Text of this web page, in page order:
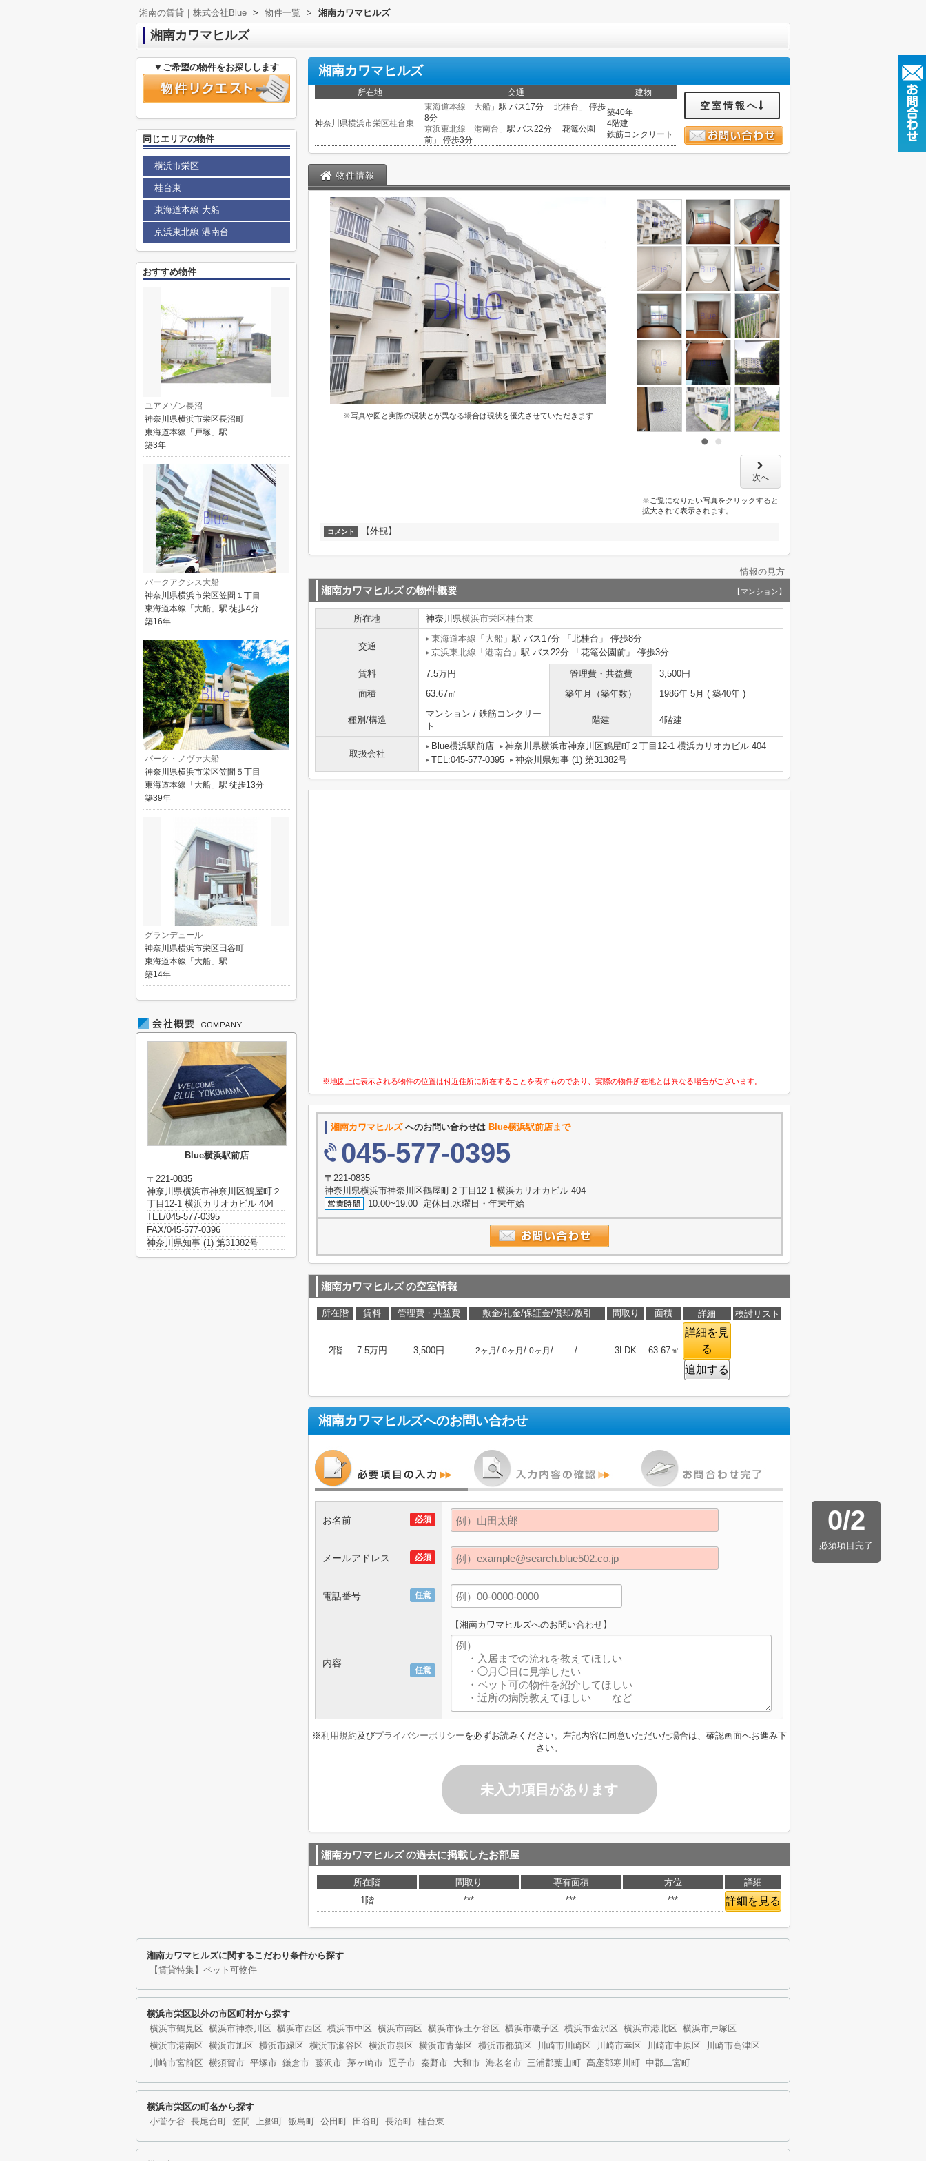
湘南の賃貸｜株式会社Blue > 物件一覧 > 湘南カワマヒルズ
湘南カワマヒルズ
湘南カワマヒルズ
所在地 交通 建物
神奈川県横浜市栄区桂台東
東海道本線 「 大船 」駅 バス17分 「北桂台」 停歩
8分
京浜東北線 「 港南台 」駅 バス22分 「花篭公園
前」 停歩3分
築40年
4階建
鉄筋コンクリート
空室情報へ
物件情報
※写真や図と実際の現状とが異なる場合は現状を優先させていただきます
次へ
※ご覧になりたい写真をクリックすると
拡大されて表示されます。
コメント 【外観】
情報の見方
湘南カワマヒルズの物件概要 【マンション】
所在地 神奈川県横浜市栄区桂台東
交通
東海道本線 「 大船 」駅 バス17分 「北桂台」 停歩8分
京浜東北線 「 港南台 」駅 バス22分 「花篭公園前」 停歩3分
賃料 7.5万円 管理費・共益費
3,500円
面積
63.67㎡ 築年月（築年数） 1986年 5月 ( 築40年 )
種別/構造
マンション / 鉄筋コンクリー
ト
階建 4階建
取扱会社
Blue横浜駅前店
神奈川県横浜市神奈川区鶴屋町２丁目12-1 横浜カリオカビル 404
TEL:045-577-0395
神奈川県知事 (1) 第31382号
※地図上に表示される物件の位置は付近住所に所在することを表すものであり、実際の物件所在地とは異なる場合がございます。
湘南カワマヒルズへのお問い合わせは Blue横浜駅前店まで
045-577-0395
〒221-0835
神奈川県横浜市神奈川区鶴屋町２丁目12-1 横浜カリオカビル 404
10:00~19:00 定休日:水曜日・年末年始
湘南カワマヒルズの空室情報
所在階 賃料 管理費・共益費 敷金/礼金/保証金/償却/敷引 間取り 面積 詳細 検討リスト
2階 7.5万円 3,500円 2ヶ月 / 0ヶ月 / 0ヶ月 / - / - 3LDK 63.67㎡
詳細を見
る
追加する
湘南カワマヒルズへのお問い合わせ
0/2
必須項目完了
必須
お名前
必須
メールアドレス
任意
電話番号
任意
内容
【湘南カワマヒルズへのお問い合わせ】
※利用規約及びプライバシーポリシーを必ずお読みください。左記内容に同意いただいた場合は、確認画面へお進み下
さい。
未入力項目があります
湘南カワマヒルズの過去に掲載したお部屋
所在階 間取り 専有面積 方位
詳細
1階
*** *** *** 詳細を見る
▼ご希望の物件をお探しします
同じエリアの物件
横浜市栄区
桂台東
東海道本線 大船
京浜東北線 港南台
おすすめ物件
ユアメゾン長沼
神奈川県横浜市栄区長沼町
東海道本線「戸塚」駅
築3年
パークアクシス大船
神奈川県横浜市栄区笠間１丁目
東海道本線「大船」駅 徒歩4分
築16年
パーク・ノヴァ大船
神奈川県横浜市栄区笠間５丁目
東海道本線「大船」駅 徒歩13分
築39年
グランデュール
神奈川県横浜市栄区田谷町
東海道本線「大船」駅
築14年
Blue横浜駅前店
〒221-0835
神奈川県横浜市神奈川区鶴屋町２
丁目12-1 横浜カリオカビル 404
TEL/045-577-0395
FAX/045-577-0396
神奈川県知事 (1) 第31382号
湘南カワマヒルズに関するこだわり条件から探す
【賃貸特集】ペット可物件
横浜市栄区以外の市区町村から探す
横浜市鶴見区 横浜市神奈川区 横浜市西区 横浜市中区 横浜市南区 横浜市保土ケ谷区 横浜市磯子区 横浜市金沢区 横浜市港北区
横浜市戸塚区
横浜市港南区
横浜市旭区 横浜市緑区 横浜市瀬谷区 横浜市泉区 横浜市青葉区 横浜市都筑区 川崎市川崎区 川崎市幸区 川崎市中原区
川崎市高津区
川崎市宮前区
横須賀市 平塚市 鎌倉市 藤沢市 茅ヶ崎市 逗子市 秦野市 大和市 海老名市 三浦郡葉山町 高座郡寒川町 中郡二宮町
横浜市栄区の町名から探す
小菅ケ谷 長尾台町 笠間 上郷町 飯島町 公田町 田谷町 長沼町 桂台東